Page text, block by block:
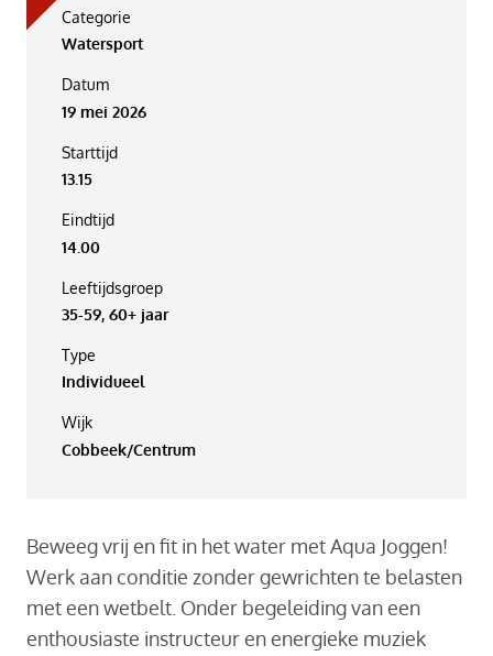
Categorie
Watersport
Datum
19 mei 2026
Starttijd
13.15
Eindtijd
14.00
Leeftijdsgroep
35-59, 60+ jaar
Type
Individueel
Wijk
Cobbeek/Centrum
Beweeg vrij en fit in het water met Aqua Joggen!
Werk aan conditie zonder gewrichten te belasten
met een wetbelt. Onder begeleiding van een
enthousiaste instructeur en energieke muziek